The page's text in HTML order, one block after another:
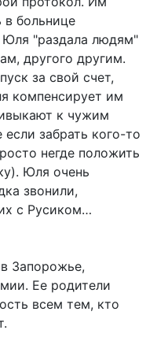
в больнице
"раздала людям"
другого другим.
за свой счет,
компенсирует им
к чужим
забрать кого-то
негде положить
Юля очень
звонили,
с Русиком…
Запорожье,
Ее родители
всем тем, кто